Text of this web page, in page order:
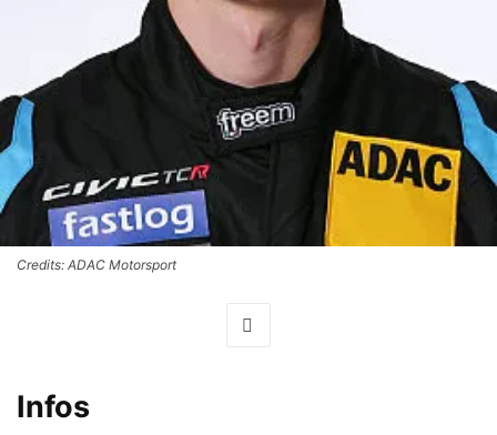
Credits: ADAC Motorsport
Infos